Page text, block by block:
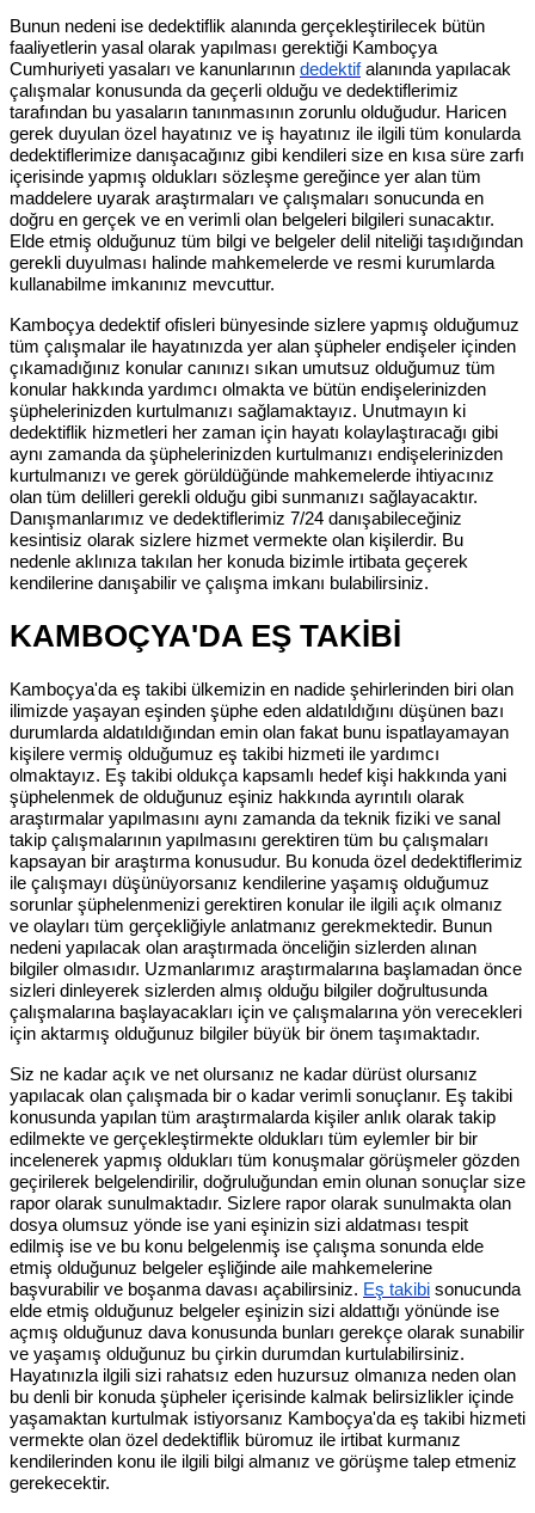
Bunun nedeni ise dedektiflik alanında gerçekleştirilecek bütün
faaliyetlerin yasal olarak yapılması gerektiği Kamboçya
Cumhuriyeti yasaları ve kanunlarının dedektifalanında yapılacak
çalışmalar konusunda da geçerli olduğu ve dedektiflerimiz
tarafından bu yasaların tanınmasının zorunlu olduğudur. Haricen
gerek duyulan özel hayatınız ve iş hayatınız ile ilgili tüm konularda
dedektiflerimize danışacağınız gibi kendileri size en kısa süre zarfı
içerisinde yapmış oldukları sözleşme gereğince yer alan tüm
maddelere uyarak araştırmaları ve çalışmaları sonucunda en
doğru en gerçek ve en verimli olan belgeleri bilgileri sunacaktır.
Elde etmiş olduğunuz tüm bilgi ve belgeler delil niteliği taşıdığından
gerekli duyulması halinde mahkemelerde ve resmi kurumlarda
kullanabilme imkanınız mevcuttur.
Kamboçya dedektif ofisleri bünyesinde sizlere yapmış olduğumuz
tüm çalışmalar ile hayatınızda yer alan şüpheler endişeler içinden
çıkamadığınız konular canınızı sıkan umutsuz olduğumuz tüm
konular hakkında yardımcı olmakta ve bütün endişelerinizden
şüphelerinizden kurtulmanızı sağlamaktayız. Unutmayın ki
dedektiflik hizmetleri her zaman için hayatı kolaylaştıracağı gibi
aynı zamanda da şüphelerinizden kurtulmanızı endişelerinizden
kurtulmanızı ve gerek görüldüğünde mahkemelerde ihtiyacınız
olan tüm delilleri gerekli olduğu gibi sunmanızı sağlayacaktır.
Danışmanlarımız ve dedektiflerimiz 7/24 danışabileceğiniz
kesintisiz olarak sizlere hizmet vermekte olan kişilerdir. Bu
nedenle aklınıza takılan her konuda bizimle irtibata geçerek
kendilerine danışabilir ve çalışma imkanı bulabilirsiniz.
KAMBOÇYA'DA EŞ TAKİBİ
Kamboçya'da eş takibi ülkemizin en nadide şehirlerinden biri olan
ilimizde yaşayan eşinden şüphe eden aldatıldığını düşünen bazı
durumlarda aldatıldığından emin olan fakat bunu ispatlayamayan
kişilere vermiş olduğumuz eş takibi hizmeti ile yardımcı
olmaktayız. Eş takibi oldukça kapsamlı hedef kişi hakkında yani
şüphelenmek de olduğunuz eşiniz hakkında ayrıntılı olarak
araştırmalar yapılmasını aynı zamanda da teknik fiziki ve sanal
takip çalışmalarının yapılmasını gerektiren tüm bu çalışmaları
kapsayan bir araştırma konusudur. Bu konuda özel dedektiflerimiz
ile çalışmayı düşünüyorsanız kendilerine yaşamış olduğumuz
sorunlar şüphelenmenizi gerektiren konular ile ilgili açık olmanız
ve olayları tüm gerçekliğiyle anlatmanız gerekmektedir. Bunun
nedeni yapılacak olan araştırmada önceliğin sizlerden alınan
bilgiler olmasıdır. Uzmanlarımız araştırmalarına başlamadan önce
sizleri dinleyerek sizlerden almış olduğu bilgiler doğrultusunda
çalışmalarına başlayacakları için ve çalışmalarına yön verecekleri
için aktarmış olduğunuz bilgiler büyük bir önem taşımaktadır.
Siz ne kadar açık ve net olursanız ne kadar dürüst olursanız
yapılacak olan çalışmada bir o kadar verimli sonuçlanır. Eş takibi
konusunda yapılan tüm araştırmalarda kişiler anlık olarak takip
edilmekte ve gerçekleştirmekte oldukları tüm eylemler bir bir
incelenerek yapmış oldukları tüm konuşmalar görüşmeler gözden
geçirilerek belgelendirilir, doğruluğundan emin olunan sonuçlar size
rapor olarak sunulmaktadır. Sizlere rapor olarak sunulmakta olan
dosya olumsuz yönde ise yani eşinizin sizi aldatması tespit
edilmiş ise ve bu konu belgelenmiş ise çalışma sonunda elde
etmiş olduğunuz belgeler eşliğinde aile mahkemelerine
başvurabilir ve boşanma davası açabilirsiniz. Eş takibi sonucunda
elde etmiş olduğunuz belgeler eşinizin sizi aldattığı yönünde ise
açmış olduğunuz dava konusunda bunları gerekçe olarak sunabilir
ve yaşamış olduğunuz bu çirkin durumdan kurtulabilirsiniz.
Hayatınızla ilgili sizi rahatsız eden huzursuz olmanıza neden olan
bu denli bir konuda şüpheler içerisinde kalmak belirsizlikler içinde
yaşamaktan kurtulmak istiyorsanız Kamboçya'da eş takibi hizmeti
vermekte olan özel dedektiflik büromuz ile irtibat kurmanız
kendilerinden konu ile ilgili bilgi almanız ve görüşme talep etmeniz
gerekecektir.